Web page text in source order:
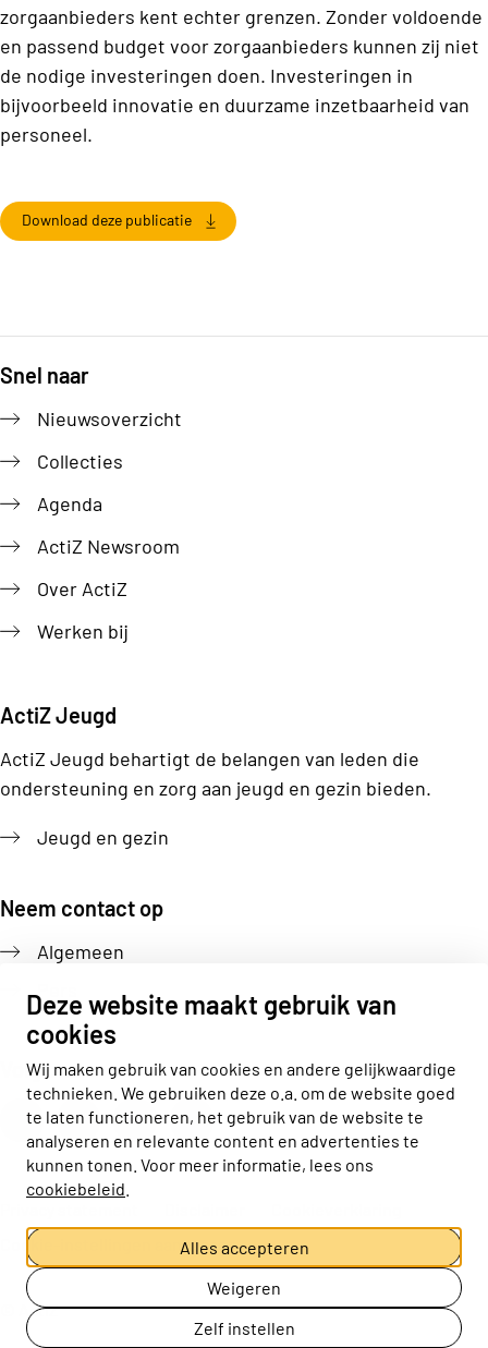
Deze website maakt gebruik van
cookies
Wij maken gebruik van cookies en andere gelijkwaardige
technieken. We gebruiken deze o.a. om de website goed
te laten functioneren, het gebruik van de website te
analyseren en relevante content en advertenties te
kunnen tonen. Voor meer informatie, lees ons
cookiebeleid
Alles accepteren
Weigeren
Zelf instellen
zorgaanbieders kent echter grenzen. Zonder voldoende
en passend budget voor zorgaanbieders kunnen zij niet
de nodige investeringen doen. Investeringen in
bijvoorbeeld innovatie en duurzame inzetbaarheid van
personeel.
Download deze publicatie
Snel naar
Nieuwsoverzicht
Collecties
Agenda
ActiZ Newsroom
Over ActiZ
Werken bij
ActiZ Jeugd
ActiZ Jeugd behartigt de belangen van leden die
ondersteuning en zorg aan jeugd en gezin bieden.
Jeugd en gezin
Neem contact op
Algemeen
Pers
Volg ons
Actiz linkedin
Actiz instagram
Actiz youtube
Actiz facebook
Cookie-instellingen aanpassen
© ActiZ